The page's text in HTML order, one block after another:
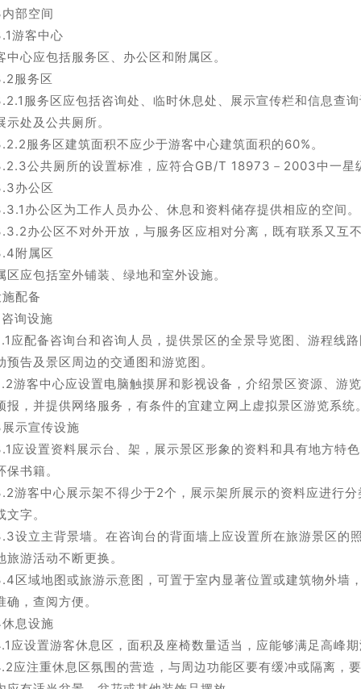
部空间
游客中心
中心应包括服务区、办公区和附属区。
服务区
服务区应包括咨询处、临时休息处、展示宣传栏和信息查
示处及公共厕所。
服务区建筑面积不应少于游客中心建筑面积的60%。
公共厕所的设置标准，应符合GB/T 18973－2003中一星
办公区
办公区为工作人员办公、休息和资料储存提供相应的空间。
办公区不对外开放，与服务区应相对分离，既有联系又互
附属区
区应包括室外铺装、绿地和室外设施。
配备
询设施
应配备咨询台和咨询人员，提供景区的全景导览图、游程线
预告及景区周边的交通图和游览图。
游客中心应设置电脑触摸屏和影视设备，介绍景区资源、游
报，并提供网络服务，有条件的宜建立网上虚拟景区游览系统
示宣传设施
应设置资料展示台、架，展示景区形象的资料和具有地方特
保书籍。
游客中心展示架不得少于2个，展示架所展示的资料应进行
文字。
设立主背景墙。在咨询台的背面墙上应设置所在旅游景区的
旅游活动不断更换。
区域地图或旅游示意图，可置于室内显著位置或建筑物外墙
确，查阅方便。
息设施
应设置游客休息区，面积及座椅数量适当，应能够满足高峰
应注重休息区氛围的营造，与周边功能区要有缓冲或隔离，